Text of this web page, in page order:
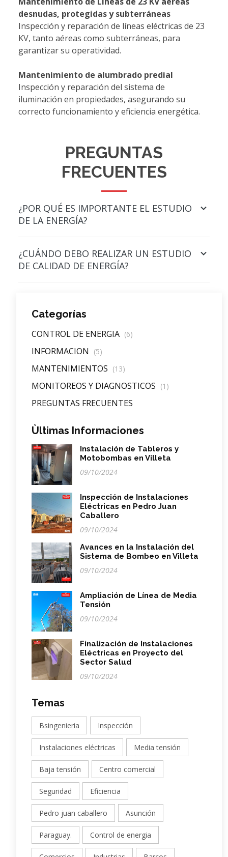
desnudas, protegidas y subterráneas
Inspección y reparación de líneas eléctricas de 23
KV, tanto aéreas como subterráneas, para
garantizar su operatividad.
Mantenimiento de alumbrado predial
Inspección y reparación del sistema de
iluminación en propiedades, asegurando su
correcto funcionamiento y eficiencia energética.
PREGUNTAS
FRECUENTES
¿POR QUÉ ES IMPORTANTE EL ESTUDIO
DE LA ENERGÍA?
¿CUÁNDO DEBO REALIZAR UN ESTUDIO
DE CALIDAD DE ENERGÍA?
Categorías
CONTROL DE ENERGIA (6)
INFORMACION (5)
MANTENIMIENTOS (13)
MONITOREOS Y DIAGNOSTICOS (1)
PREGUNTAS FRECUENTES
Ùltimas Informaciones
Instalación de Tableros y
Motobombas en Villeta
09/10/2024
Inspección de Instalaciones
Eléctricas en Pedro Juan
Caballero
09/10/2024
Avances en la Instalación del
Sistema de Bombeo en Villeta
09/10/2024
Ampliación de Línea de Media
Tensión
09/10/2024
Finalización de Instalaciones
Eléctricas en Proyecto del
Sector Salud
09/10/2024
Temas
Bsingenieria Inspección
Instalaciones eléctricas Media tensión
Baja tensión Centro comercial
Seguridad Eficiencia
Pedro juan caballero Asunción
Paraguay. Control de energia